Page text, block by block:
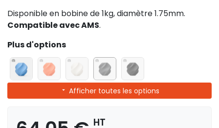
Disponible en bobine de 1kg, diamètre 1.75mm.
Compatible avec AMS.
Plus d'options
Afficher toutes les options
HT